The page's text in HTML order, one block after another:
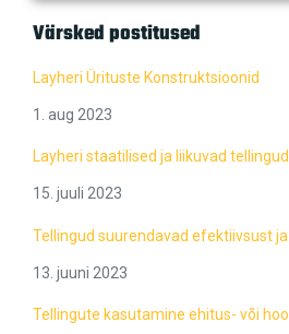
Värsked postitused
Layheri Ürituste Konstruktsioonid
1. aug 2023
Layheri staatilised ja liikuvad tellingud
15. juuli 2023
Tellingud suurendavad efektiivsust
13. juuni 2023
Tellingute kasutamine ehitus- või